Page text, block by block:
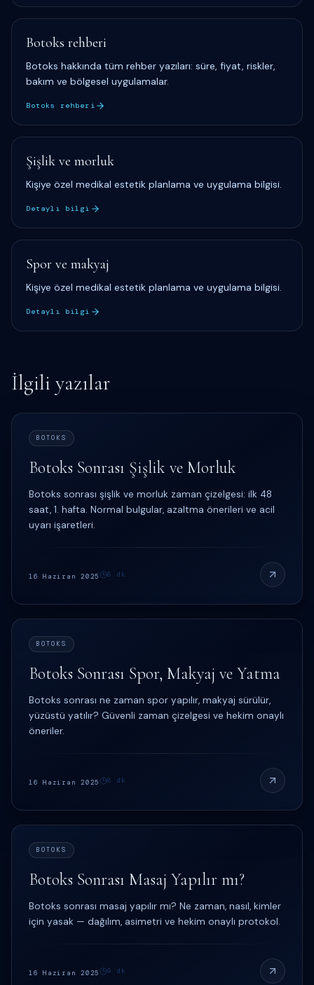
Botoks rehberi
Botoks hakkında tüm rehber yazıları: süre, fiyat, riskler,
bakım ve bölgesel uygulamalar.
Botoks rehberi
Şişlik ve morluk
Kişiye özel medikal estetik planlama ve uygulama bilgisi.
Detaylı bilgi
Spor ve makyaj
Kişiye özel medikal estetik planlama ve uygulama bilgisi.
Detaylı bilgi
İlgili yazılar
BOTOKS
Botoks Sonrası Şişlik ve Morluk
Botoks sonrası şişlik ve morluk zaman çizelgesi: ilk 48
saat, 1. hafta. Normal bulgular, azaltma önerileri ve acil
uyarı işaretleri.
16 Haziran 2025 8 dk
BOTOKS
Botoks Sonrası Spor, Makyaj ve Yatma
Botoks sonrası ne zaman spor yapılır, makyaj sürülür,
yüzüstü yatılır? Güvenli zaman çizelgesi ve hekim onaylı
öneriler.
16 Haziran 2025 8 dk
BOTOKS
Botoks Sonrası Masaj Yapılır mı?
Botoks sonrası masaj yapılır mı? Ne zaman, nasıl, kimler
için yasak — dağılım, asimetri ve hekim onaylı protokol.
16 Haziran 2025 9 dk